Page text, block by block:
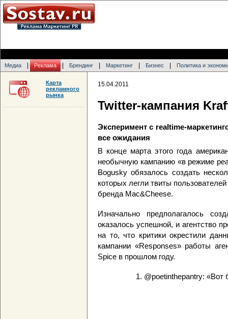
Медиа Реклама Брендинг Маркетинг Бизнес Политика и
15.04.2011
Twitter-кампания
Эксперимент с realtime-
все ожидания
В конце марта этого года
необычную кампанию «в режиме
Bogusky обязалось создать
которых легли твиты
бренда Mac&Cheese.
Изначально предполагалось
оказалось успешной, и агентство
на то, что критики окрестили
кампании «Responses» работы
Spice в прошлом году.
1. @poetinthepantry: «Вот
Карта
рекламного
рынка